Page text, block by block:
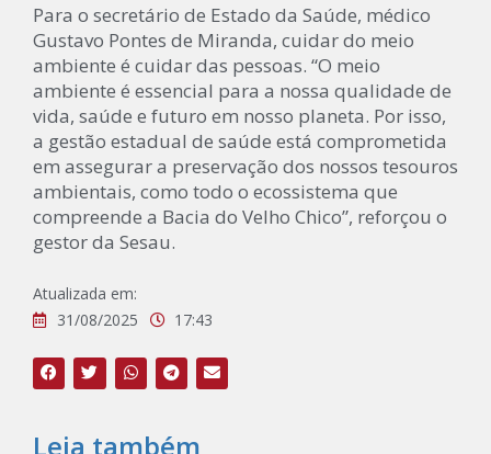
Para o secretário de Estado da Saúde, médico
Gustavo Pontes de Miranda, cuidar do meio
ambiente é cuidar das pessoas. “O meio
ambiente é essencial para a nossa qualidade de
vida, saúde e futuro em nosso planeta. Por isso,
a gestão estadual de saúde está comprometida
em assegurar a preservação dos nossos tesouros
ambientais, como todo o ecossistema que
compreende a Bacia do Velho Chico”, reforçou o
gestor da Sesau.
Atualizada em:
31/08/2025
17:43
Leia também